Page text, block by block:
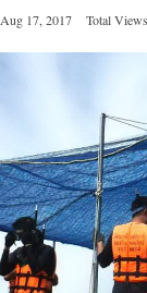
Aug 17, 2017 Total